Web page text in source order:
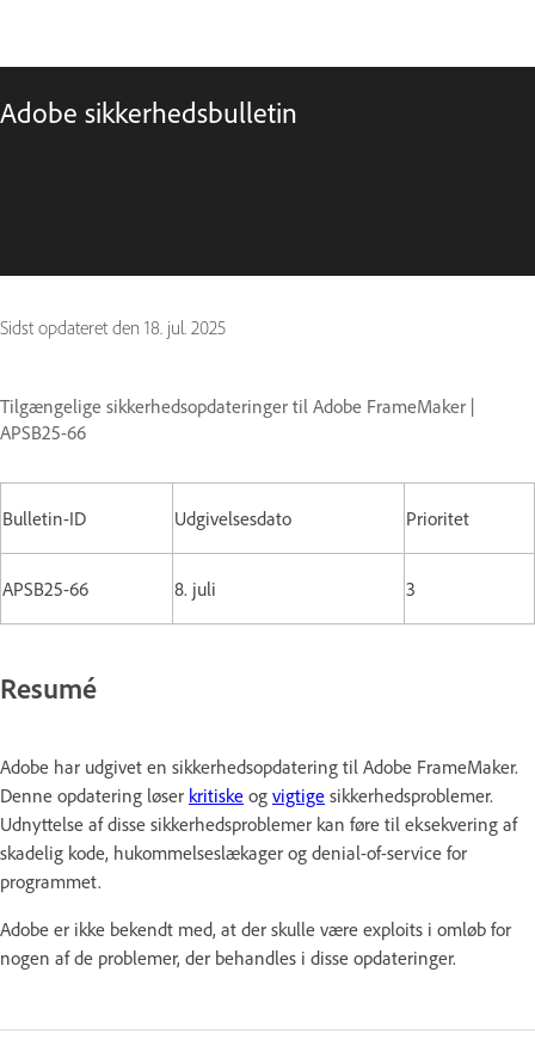
Adobe sikkerhedsbulletin
Sidst opdateret den 18. jul. 2025
Tilgængelige sikkerhedsopdateringer til Adobe FrameMaker |
APSB25-66
Bulletin-ID Udgivelsesdato Prioritet
APSB25-66 8. juli 3
Resumé
Adobe har udgivet en sikkerhedsopdatering til Adobe FrameMaker.
Denne opdatering løser kritiske og vigtige sikkerhedsproblemer.
Udnyttelse af disse sikkerhedsproblemer kan føre til eksekvering af
skadelig kode, hukommelseslækager og denial-of-service for
programmet.
Adobe er ikke bekendt med, at der skulle være exploits i omløb for
nogen af de problemer, der behandles i disse opdateringer.